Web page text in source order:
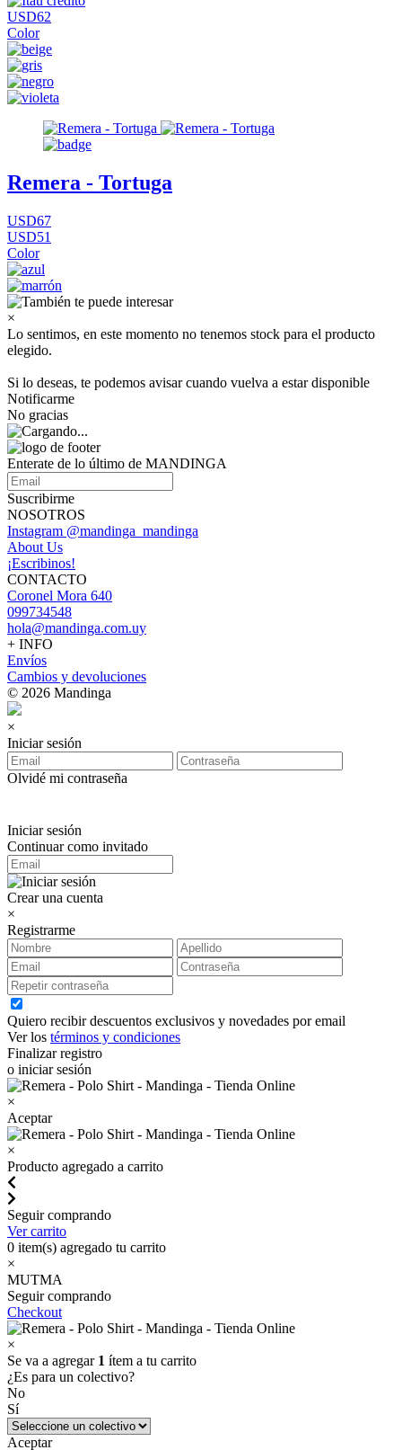
USD62
Color
Remera - Tortuga
USD67
USD51
Color
×
Lo sentimos, en este momento no tenemos stock para el producto
elegido.
Si lo deseas, te podemos avisar cuando vuelva a estar disponible
Notificarme
No gracias
Enterate de lo último de MANDINGA
Suscribirme
NOSOTROS
Instagram @mandinga_mandinga
About Us
¡Escribinos!
CONTACTO
Coronel Mora 640
099734548
hola@mandinga.com.uy
+ INFO
Envíos
Cambios y devoluciones
© 2026 Mandinga
×
Iniciar sesión
Olvidé mi contraseña
Iniciar sesión
Continuar como invitado
Crear una cuenta
×
Registrarme
Quiero recibir descuentos exclusivos y novedades por email
Ver los términos y condiciones
Finalizar registro
o iniciar sesión
×
Aceptar
×
Producto agregado a carrito
Seguir comprando
Ver carrito
0 item(s) agregado tu carrito
×
MUTMA
Seguir comprando
Checkout
×
Se va a agregar 1 ítem a tu carrito
¿Es para un colectivo?
No
Sí
Aceptar